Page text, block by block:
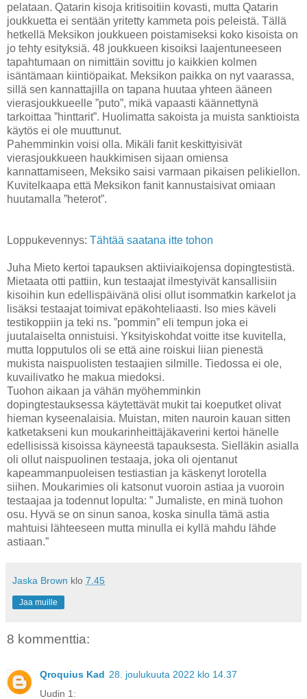
pelataan. Qatarin kisoja kritisoitiin kovasti, mutta Qatarin
joukkuetta ei sentään yritetty kammeta pois peleistä. Tällä
hetkellä Meksikon joukkueen poistamiseksi koko kisoista on
jo tehty esityksiä. 48 joukkueen kisoiksi laajentuneeseen
tapahtumaan on nimittäin sovittu jo kaikkien kolmen
isäntämaan kiintiöpaikat. Meksikon paikka on nyt vaarassa,
sillä sen kannattajilla on tapana huutaa yhteen ääneen
vierasjoukkueelle ”puto”, mikä vapaasti käännettynä
tarkoittaa ”hinttarit”. Huolimatta sakoista ja muista sanktioista
käytös ei ole muuttunut.
Pahemminkin voisi olla. Mikäli fanit keskittyisivät
vierasjoukkueen haukkimisen sijaan omiensa
kannattamiseen, Meksiko saisi varmaan pikaisen pelikiellon.
Kuvitelkaapa että Meksikon fanit kannustaisivat omiaan
huutamalla ”heterot”.
Loppukevennys: Tähtää saatana itte tohon
Juha Mieto kertoi tapauksen aktiiviaikojensa dopingtestistä.
Mietaata otti pattiin, kun testaajat ilmestyivät kansallisiin
kisoihin kun edellispäivänä olisi ollut isommatkin karkelot ja
lisäksi testaajat toimivat epäkohteliaasti. Iso mies käveli
testikoppiin ja teki ns. ”pommin” eli tempun joka ei
juutalaiselta onnistuisi. Yksityiskohdat voitte itse kuvitella,
mutta lopputulos oli se että aine roiskui liian pienestä
mukista naispuolisten testaajien silmille. Tiedossa ei ole,
kuvailivatko he makua miedoksi.
Tuohon aikaan ja vähän myöhemminkin
dopingtestauksessa käytettävät mukit tai koeputket olivat
hieman kyseenalaisia. Muistan, miten nauroin kauan sitten
katketakseni kun moukarinheittäjäkaverini kertoi hänelle
edellisissä kisoissa käyneestä tapauksesta. Sielläkin asialla
oli ollut naispuolinen testaaja, joka oli ojentanut
kapeammanpuoleisen testiastian ja käskenyt lorotella
siihen. Moukarimies oli katsonut vuoroin astiaa ja vuoroin
testaajaa ja todennut lopulta: ” Jumaliste, en minä tuohon
osu. Hyvä se on sinun sanoa, koska sinulla tämä astia
mahtuisi lähteeseen mutta minulla ei kyllä mahdu lähde
astiaan.”
Jaska Brown klo 7.45
Jaa muille
8 kommenttia:
Qroquius Kad 28. joulukuuta 2022 klo 14.37
Uudin 1: